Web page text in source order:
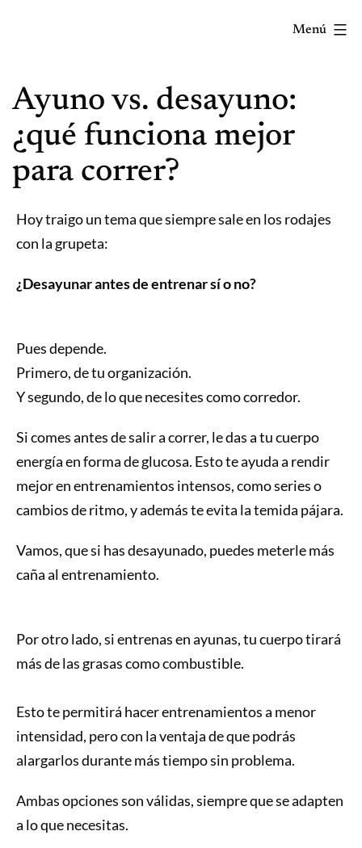
mola...
lo
sabes!
Menú
Ayuno vs. desayuno:
¿qué funciona mejor
para correr?
Hoy traigo un tema que siempre sale en los rodajes
con la grupeta:
¿Desayunar antes de entrenar sí o no?
Pues depende.
Primero, de tu organización.
Y segundo, de lo que necesites como corredor.
Si comes antes de salir a correr, le das a tu cuerpo
energía en forma de glucosa. Esto te ayuda a rendir
mejor en entrenamientos intensos, como series o
cambios de ritmo, y además te evita la temida pájara.
Vamos, que si has desayunado, puedes meterle más
caña al entrenamiento.
Por otro lado, si entrenas en ayunas, tu cuerpo tirará
más de las grasas como combustible.
Esto te permitirá hacer entrenamientos a menor
intensidad, pero con la ventaja de que podrás
alargarlos durante más tiempo sin problema.
Ambas opciones son válidas, siempre que se adapten
a lo que necesitas.